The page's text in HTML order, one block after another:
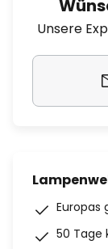
Unsere
Europas
50 Tage